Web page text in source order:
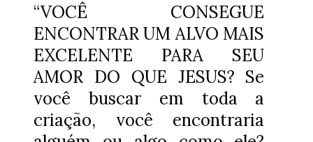
“VOCÊ CONSEGUE
ENCONTRAR UM ALVO MAIS
EXCELENTE PARA SEU
AMOR DO QUE JESUS? Se
você buscar em toda a
criação, você encontraria